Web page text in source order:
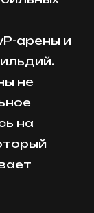
арены и
не
на